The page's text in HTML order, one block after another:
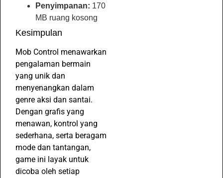
Penyimpanan: 170
MB ruang kosong
Kesimpulan
Mob Control menawarkan
pengalaman bermain
yang unik dan
menyenangkan dalam
genre aksi dan santai.
Dengan grafis yang
menawan, kontrol yang
sederhana, serta beragam
mode dan tantangan,
game ini layak untuk
dicoba oleh setiap